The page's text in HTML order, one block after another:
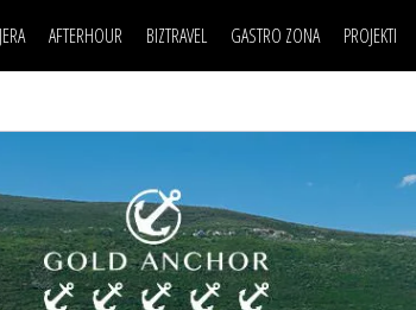
UGAO
HOW
AFTERHOUR
AUTO SVET
STIL
WELLBEING
BIZTRAVEL GASTRO ZONA PROJEKTI
BACK
UGAO
HOW
FILM I SCENA
AUTO SVET
WELLBEING
30
BMW